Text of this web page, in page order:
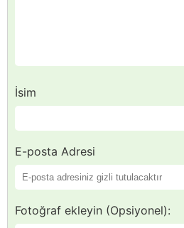
İsim
E-posta Adresi
Fotoğraf ekleyin (Opsiyonel):